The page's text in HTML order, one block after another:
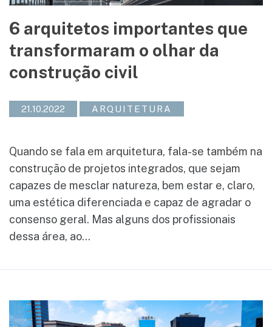
6 arquitetos importantes que
transformaram o olhar da
construção civil
21.10.2022 ARQUITETURA
Quando se fala em arquitetura, fala-se também na
construção de projetos integrados, que sejam
capazes de mesclar natureza, bem estar e, claro,
uma estética diferenciada e capaz de agradar o
consenso geral. Mas alguns dos profissionais
dessa área, ao...